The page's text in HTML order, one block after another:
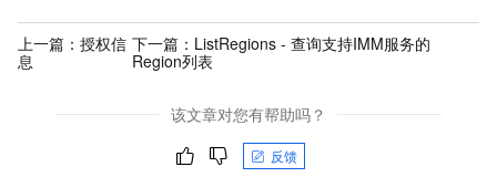
上一篇： 授权信
息
下一篇： ListRegions - 查询支持IMM服务的
Region列表
该文章对您有帮助吗？
反馈